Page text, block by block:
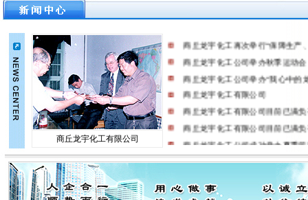
商丘龙宇化工有限公司
商丘龙宇化工再次举行“保障生产
商丘龙宇化工公司举办秋季运动
商丘龙宇化工公司举办“我心中的
商丘龙宇化工有限公司
商丘龙宇化工有限公司目前已满
商丘龙宇化工有限公司目前已满
商丘龙宇化工公司成功举办夏季
商丘龙宇化工有限公司目前已满
商丘龙宇化工召开2016年前3季度
商丘龙宇化工召开2016年3季度工